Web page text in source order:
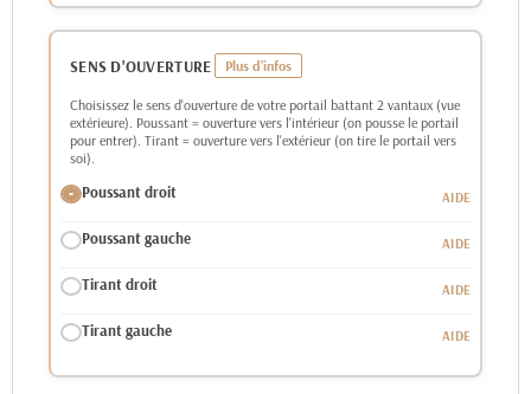
SENS D'OUVERTURE
Choisissez le sens d'ouverture de votre portail battant 2 vantaux (vue
extérieure). Poussant = ouverture vers l'intérieur (on pousse le portail
pour entrer). Tirant = ouverture vers l'extérieur (on tire le portail vers
soi).
Poussant droit
Poussant gauche
Tirant droit
Tirant gauche